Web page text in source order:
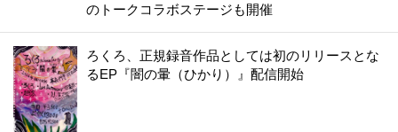
のトークコラボステージも開催
ろくろ、正規録音作品としては初のリリースとな
るEP『闇の暈（ひかり）』配信開始